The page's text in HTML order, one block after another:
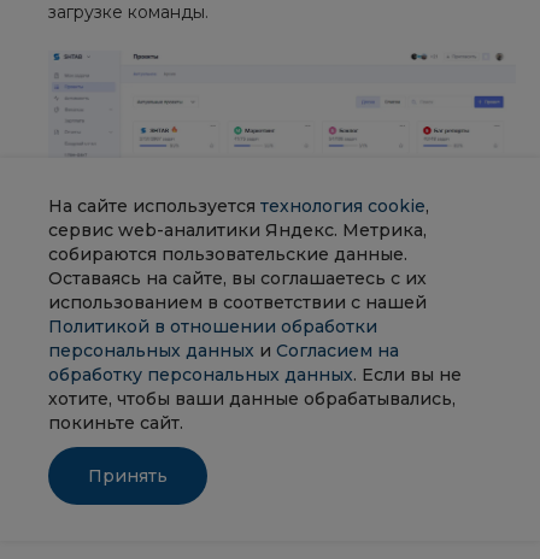
загрузке команды.
Timetta
Узкоспециализированное решение, созданное
специально для компаний, где учет времени
является критически важным процессом: консалтинг,
аутсорсинг, юридические и маркетинговые
агентства. В отличие от универсальных систем
управления задачами, Timetta фокусируется на
На сайте используется технология cookie,
сервис web-аналитики Яндекс. Метрика,
собираются пользовательские данные.
Оставаясь на сайте, вы соглашаетесь с их
использованием в соответствии с нашей
Политикой в отношении обработки
персональных данных и Согласием на
обработку персональных данных. Если вы не
хотите, чтобы ваши данные обрабатывались,
покиньте сайт.
Принять